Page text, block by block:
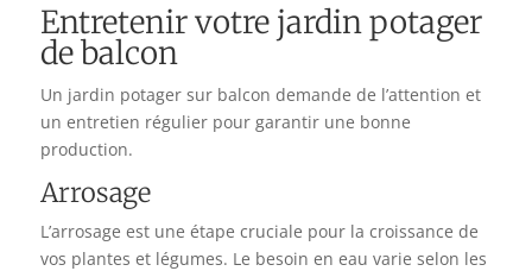
Entretenir votre jardin potager
de balcon
Un jardin potager sur balcon demande de l’attention et
un entretien régulier pour garantir une bonne
production.
Arrosage
L’arrosage est une étape cruciale pour la croissance de
vos plantes et légumes. Le besoin en eau varie selon les